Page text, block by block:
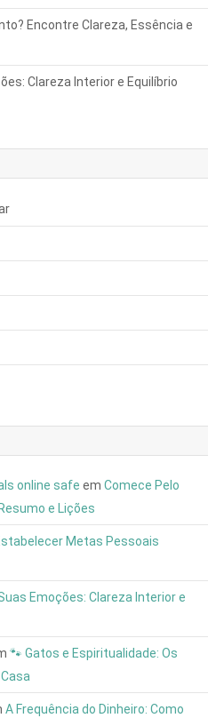
Encontre Clareza, Essência e
Clareza Interior e Equilíbrio
online safe em Comece Pelo
e Lições
Metas Pessoais
Emoções: Clareza Interior e
🐾 Gatos e Espiritualidade: Os
A Frequência do Dinheiro: Como